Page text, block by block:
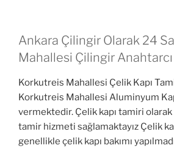
Ankara Çilingir Olarak 24
Mahallesi Çilingir
Korkutreis Mahallesi Çelik Kapı
Korkutreis Mahallesi Aluminyum
vermektedir. Çelik kapı tamiri olarak
tamir hizmeti sağlamaktayız Çelik
genellikle çelik kapı bakımı